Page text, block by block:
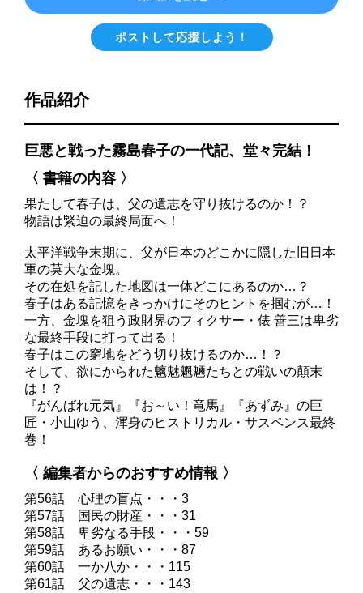
ポストして応援しよう！
作品紹介
巨悪と戦った霧島春子の一代記、堂々完結！
〈 書籍の内容 〉
果たして春子は、父の遺志を守り抜けるのか！？
物語は緊迫の最終局面へ！
太平洋戦争末期に、父が日本のどこかに隠した旧日本
軍の莫大な金塊。
その在処を記した地図は一体どこにあるのか…？
春子はある記憶をきっかけにそのヒントを掴むが…！
一方、金塊を狙う政財界のフィクサー・俵 善三は卑劣
な最終手段に打って出る！
春子はこの窮地をどう切り抜けるのか…！？
そして、欲にかられた魑魅魍魎たちとの戦いの顛末
は！？
『がんばれ元気』『お～い！竜馬』『あずみ』の巨
匠・小山ゆう、渾身のヒストリカル・サスペンス最終
巻！
〈 編集者からのおすすめ情報 〉
第56話 心理の盲点・・・3
第57話 国民の財産・・・31
第58話 卑劣なる手段・・・59
第59話 あるお願い・・・87
第60話 一か八か・・・115
第61話 父の遺志・・・143